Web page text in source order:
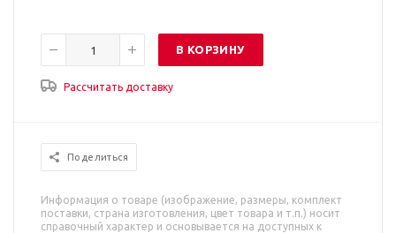
В КОРЗИНУ
Рассчитать доставку
Поделиться
Информация о товаре (изображение, размеры, комплект
поставки, страна изготовления, цвет товара и т.п.) носит
справочный характер и основывается на доступных к